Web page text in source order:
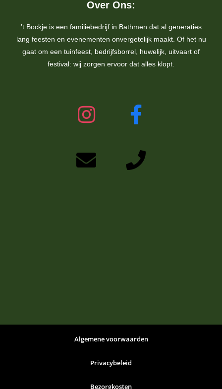
Over Ons:
’t Bockje is een familiebedrijf in Bathmen dat al generaties
lang feesten en evenementen onvergetelijk maakt. Of het nu
gaat om een tuinfeest, bedrijfsborrel, huwelijk, uitvaart of
festival: wij zorgen ervoor dat alles klopt.
Algemene voorwaarden
Privacybeleid
Bezorgkosten